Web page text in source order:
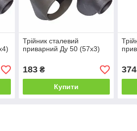
Трійник сталевий
приварний Ду 50 (57х3)
183₴
Купити
374